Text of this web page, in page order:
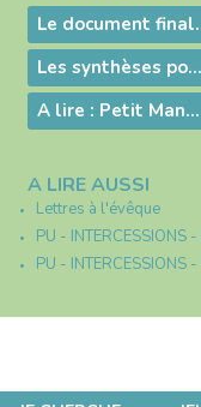
Le document final du Synode
Les synthèses pour le synode
A lire : Petit Manuel de synodalité
A LIRE AUSSI
Lettres à l'évêque
PU - INTERCESSIONS
PU - INTERCESSIONS